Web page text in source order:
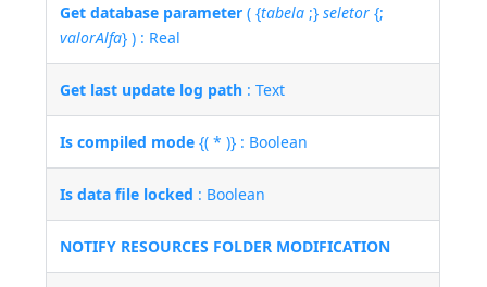
Get database parameter ( {tabela ;}seletor {;
valorAlfa} ) : Real
Get last update log path : Text
Is compiled mode {( * )} : Boolean
Is data file locked : Boolean
NOTIFY RESOURCES FOLDER MODIFICATION